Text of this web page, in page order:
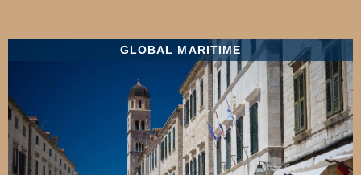
GLOBAL MARITIME